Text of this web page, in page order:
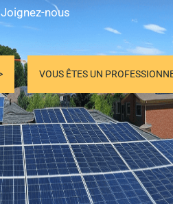
Joignez-nous
VOUS ÊTES UN